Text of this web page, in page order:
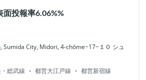
面投報率6.06%%
Sumida City, Midori, 4-chōme−17−１０ シュ
・総武線 都営大江戸線 都営新宿線